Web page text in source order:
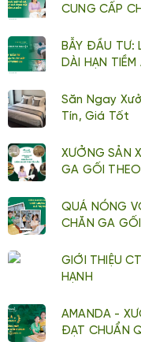
CUNG CẤP
BẪY ĐẦU TƯ:
DÀI HẠN TIỀM
Săn Ngay
Tín, Giá Tốt
XƯỞNG SẢN
GA GỐI
QUÁ NÓNG
CHĂN GA
GIỚI THIỆU
HẠNH
AMANDA -
ĐẠT CHUẨN